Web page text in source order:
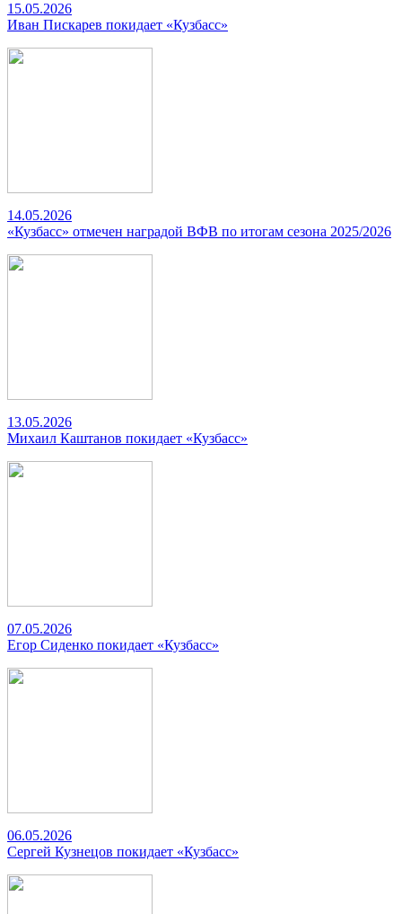
15.05.2026
Иван Пискарев покидает «Кузбасс»
14.05.2026
«Кузбасс» отмечен наградой ВФВ по итогам сезона 2025/2026
13.05.2026
Михаил Каштанов покидает «Кузбасс»
07.05.2026
Егор Сиденко покидает «Кузбасс»
06.05.2026
Сергей Кузнецов покидает «Кузбасс»